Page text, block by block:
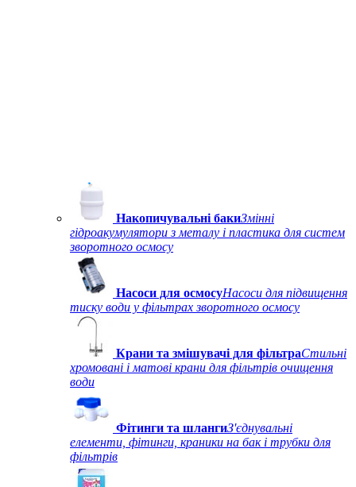
Накопичувальні бакиЗмінні
гідроакумулятори з металу і пластика для систем
зворотного осмосу
Насоси для осмосуНасоси для підвищення
тиску води у фільтрах зворотного осмосу
Крани та змішувачі для фільтраСтильні
хромовані і матові крани для фільтрів очищення
води
Фітинги та шлангиЗ'єднувальні
елементи, фітинги, краники на бак і трубки для
фільтрів